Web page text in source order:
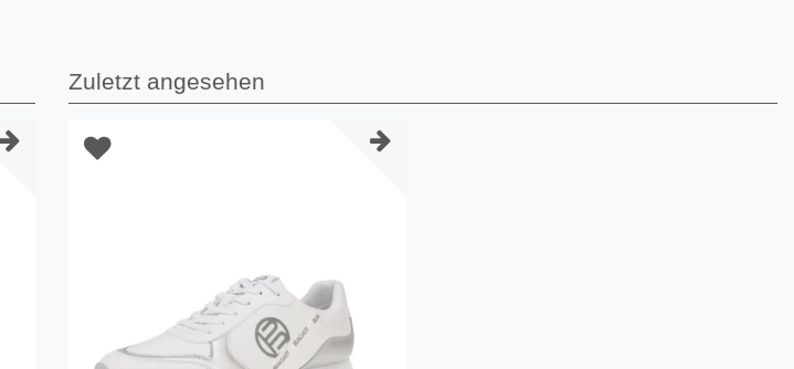
Zuletzt angesehen